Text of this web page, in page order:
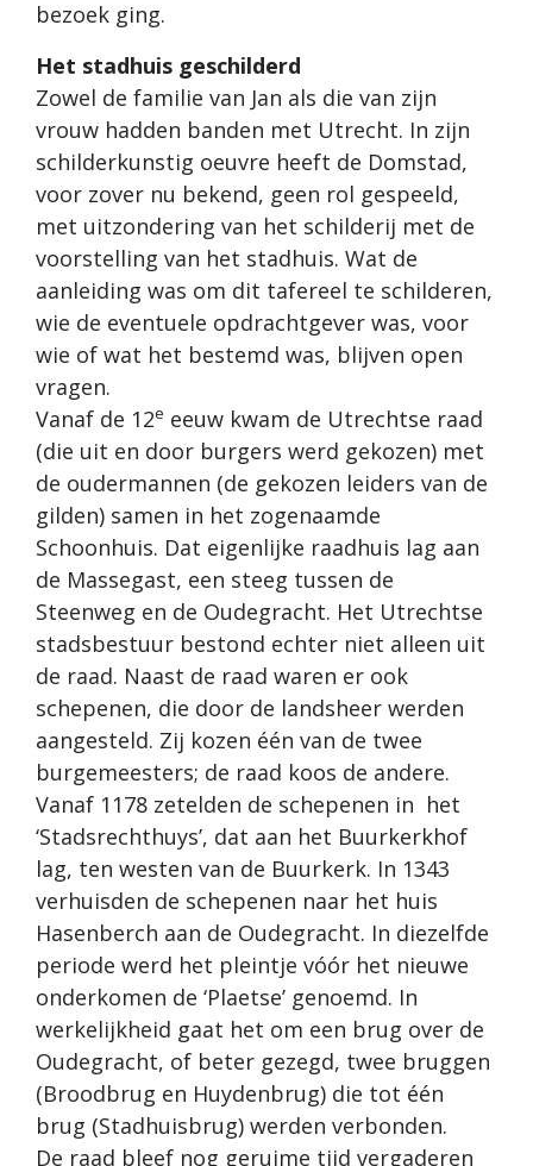
bezoek ging.
Het stadhuis geschilderd
Zowel de familie van Jan als die van zijn
vrouw hadden banden met Utrecht. In zijn
schilderkunstig oeuvre heeft de Domstad,
voor zover nu bekend, geen rol gespeeld,
met uitzondering van het schilderij met de
voorstelling van het stadhuis. Wat de
aanleiding was om dit tafereel te schilderen,
wie de eventuele opdrachtgever was, voor
wie of wat het bestemd was, blijven open
vragen.
Vanaf de 12e eeuw kwam de Utrechtse raad
(die uit en door burgers werd gekozen) met
de oudermannen (de gekozen leiders van de
gilden) samen in het zogenaamde
Schoonhuis. Dat eigenlijke raadhuis lag aan
de Massegast, een steeg tussen de
Steenweg en de Oudegracht. Het Utrechtse
stadsbestuur bestond echter niet alleen uit
de raad. Naast de raad waren er ook
schepenen, die door de landsheer werden
aangesteld. Zij kozen één van de twee
burgemeesters; de raad koos de andere.
Vanaf 1178 zetelden de schepenen in het
‘Stadsrechthuys’, dat aan het Buurkerkhof
lag, ten westen van de Buurkerk. In 1343
verhuisden de schepenen naar het huis
Hasenberch aan de Oudegracht. In diezelfde
periode werd het pleintje vóór het nieuwe
onderkomen de ‘Plaetse’ genoemd. In
werkelijkheid gaat het om een brug over de
Oudegracht, of beter gezegd, twee bruggen
(Broodbrug en Huydenbrug) die tot één
brug (Stadhuisbrug) werden verbonden.
De raad bleef nog geruime tijd vergaderen